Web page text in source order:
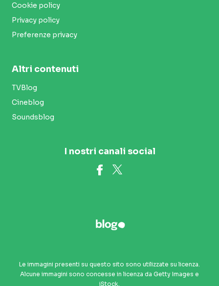
Cookie policy
Privacy policy
Preferenze privacy
Altri contenuti
TVBlog
Cineblog
Soundsblog
I nostri canali social
Le immagini presenti su questo sito sono utilizzate su licenza.
Alcune immagini sono concesse in licenza da Getty Images e
iStock.